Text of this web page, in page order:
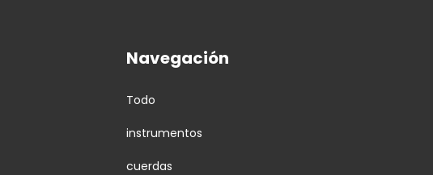
Navegación
Todo
instrumentos
cuerdas